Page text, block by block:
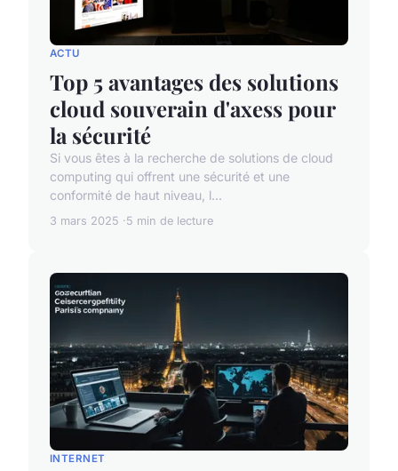
ACTU
Top 5 avantages des solutions
cloud souverain d'axess pour
la sécurité
Si vous êtes à la recherche de solutions de cloud
computing qui offrent une sécurité et une
conformité de haut niveau, l...
3 mars 2025 5 min de lecture
INTERNET